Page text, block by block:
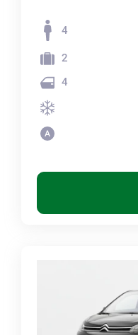
4
2
4